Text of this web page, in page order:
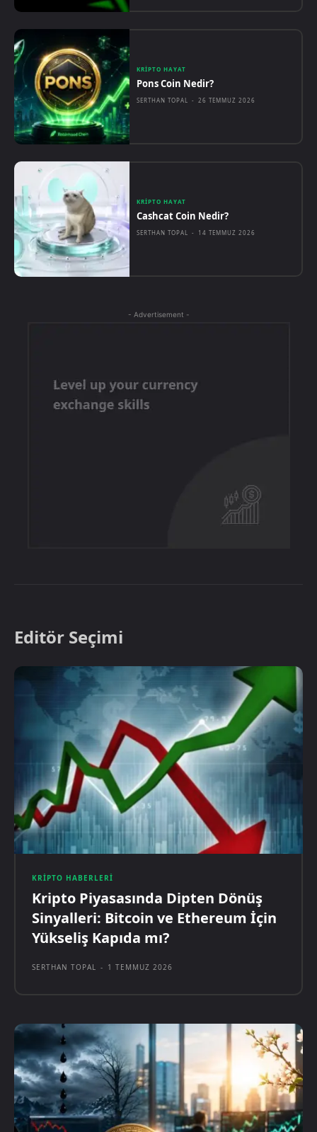
KRIPTO HAYAT
Pons Coin Nedir?
SERTHAN TOPAL - 26 TEMMUZ 2026
KRIPTO HAYAT
Cashcat Coin Nedir?
SERTHAN TOPAL - 14 TEMMUZ 2026
- Advertisement -
Editör Seçimi
KRIPTO HABERLERI
Kripto Piyasasında Dipten Dönüş
Sinyalleri: Bitcoin ve Ethereum İçin
Yükseliş Kapıda mı?
SERTHAN TOPAL - 1 TEMMUZ 2026